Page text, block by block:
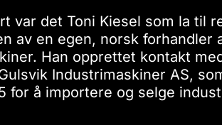
var det Toni Kiesel som la til
av en egen, norsk forhandler
Han opprettet kontakt
Industrimaskiner AS,
for å importere og selge